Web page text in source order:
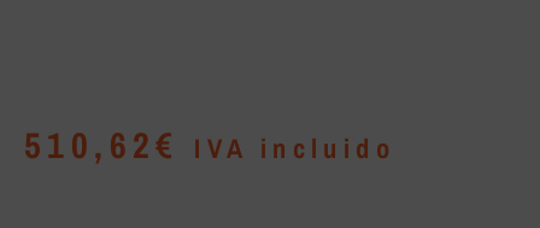
510,62€ IVA incluido